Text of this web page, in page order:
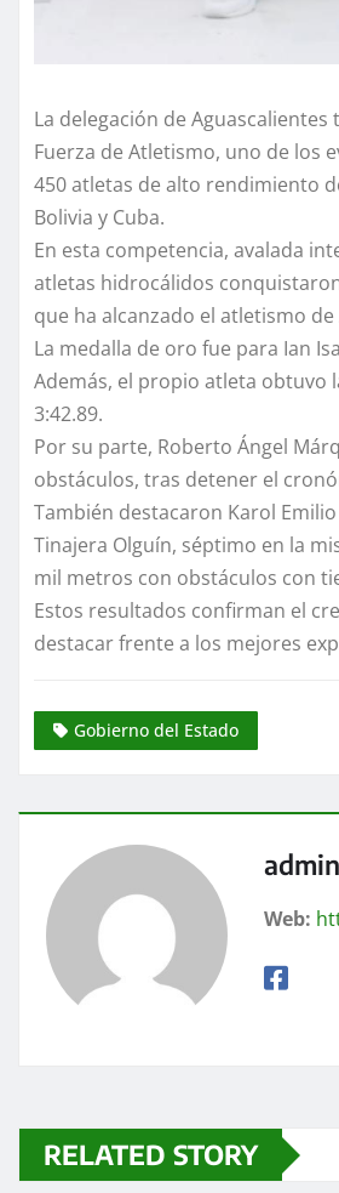
La delegación de
Fuerza de Atletismo, uno de los
450 atletas de alto rendimiento
Bolivia y Cuba.
En esta competencia, avalada
atletas hidrocálidos
que ha alcanzado el atletismo de
La medalla de oro fue para Ian
Además, el propio atleta obtuvo
3:42.89.
Por su parte, Roberto Ángel
obstáculos, tras detener el
También destacaron Karol
Tinajera Olguín, séptimo en la
mil metros con obstáculos con
Estos resultados confirman el
destacar frente a los mejores
Gobierno del Estado
admin
Web:
RELATED STORY